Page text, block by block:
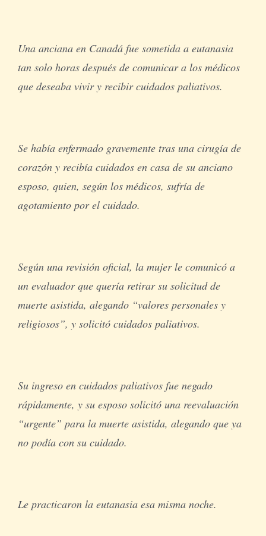
Una anciana en Canadá fue sometida a eutanasia
tan solo horas después de comunicar a los médicos
que deseaba vivir y recibir cuidados paliativos.
Se había enfermado gravemente tras una cirugía de
corazón y recibía cuidados en casa de su anciano
esposo, quien, según los médicos, sufría de
agotamiento por el cuidado.
Según una revisión oficial, la mujer le comunicó a
un evaluador que quería retirar su solicitud de
muerte asistida, alegando “valores personales y
religiosos”, y solicitó cuidados paliativos.
Su ingreso en cuidados paliativos fue negado
rápidamente, y su esposo solicitó una reevaluación
“urgente” para la muerte asistida, alegando que ya
no podía con su cuidado.
Le practicaron la eutanasia esa misma noche.